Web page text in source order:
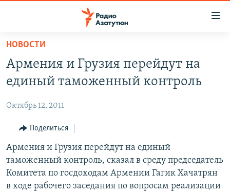
Перейти
основному
содержанию
навигации
Перейти
поиску
НОВОСТИ
ОБЩЕСТВО
ЭКОНОМИКА
РЕГИОН
НАГОРНЫЙ КАРАБАХ
КУЛЬТУРА
НОВОСТИ
Армения и Грузия перейдут на
единый таможенный контроль
Октябрь 12, 2011
Поделиться
Армения и Грузия перейдут на единый
таможенный контроль, сказал в среду председатель
Комитета по госдоходам Армении Гагик Хачатрян
в ходе рабочего заседания по вопросам реализации